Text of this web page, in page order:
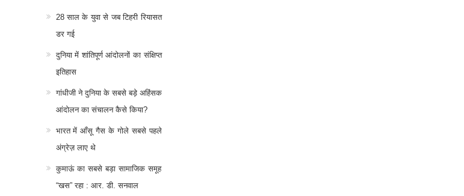
28 साल के युवा से जब टिहरी रियासत
डर गई
दुनिया में शांतिपूर्ण आंदोलनों का संक्षिप्त
इतिहास
गांधीजी ने दुनिया के सबसे बड़े अहिंसक
आंदोलन का संचालन कैसे किया?
भारत में आँसू गैस के गोले सबसे पहले
अंग्रेज़ लाए थे
कुमाऊं का सबसे बड़ा सामाजिक समूह
“खस” रहा : आर. डी. सनवाल